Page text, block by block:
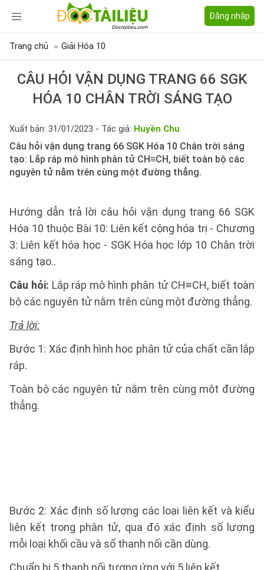
Đăng nhập
Trang chủ Giải Hóa 10
CÂU HỎI VẬN DỤNG TRANG 66 SGK
HÓA 10 CHÂN TRỜI SÁNG TẠO
Xuất bản: 31/01/2023 - Tác giả: Huyền Chu
Câu hỏi vận dụng trang 66 SGK Hóa 10 Chân trời sáng
tạo: Lắp ráp mô hình phân tử CH≡CH, biết toàn bộ các
nguyên tử nằm trên cùng một đường thẳng.
Hướng dẫn trả lời câu hỏi vận dụng trang 66 SGK
Hóa 10 thuộc Bài 10: Liên kết cộng hóa trị - Chương
3: Liên kết hóa học - SGK Hóa học lớp 10 Chân trời
sáng tạo..
Câu hỏi: Lắp ráp mô hình phân tử CH≡CH, biết toàn
bộ các nguyên tử nằm trên cùng một đường thẳng.
Trả lời:
Bước 1: Xác định hình học phân tử của chất cần lắp
ráp.
Toàn bộ các nguyên tử nằm trên cùng một đường
thẳng.
Bước 2: Xác định số lượng các loại liên kết và kiểu
liên kết trong phân tử, qua đó xác định số lượng
mỗi loại khối cầu và số thanh nối cần dùng.
Chuẩn bị 5 thanh nối tương ứng với 5 liên kết.